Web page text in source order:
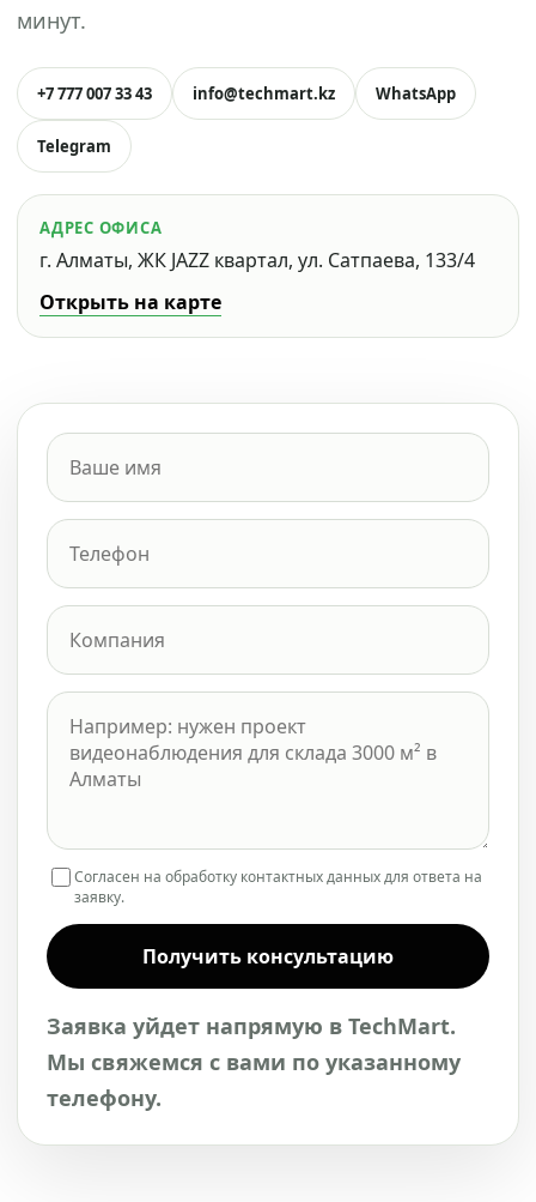
минут.
+7 777 007 33 43 info@techmart.kz WhatsApp
Telegram
АДРЕС ОФИСА
г. Алматы, ЖК JAZZ квартал, ул. Сатпаева, 133/4
Открыть на карте
Согласен на обработку контактных данных для ответа на
заявку.
Получить консультацию
Заявка уйдет напрямую в TechMart.
Мы свяжемся с вами по указанному
телефону.